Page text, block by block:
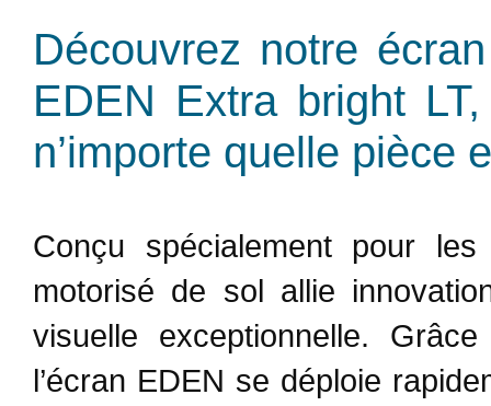
Découvrez notre
EDEN Extra bright
n’importe quelle pièce
Conçu spécialement pour
motorisé de sol allie
visuelle exceptionnelle.
l’écran EDEN se déploie